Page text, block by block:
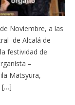
Noviembre, a las
de Alcalá de
festividad de
–
Matsyura,
[…]